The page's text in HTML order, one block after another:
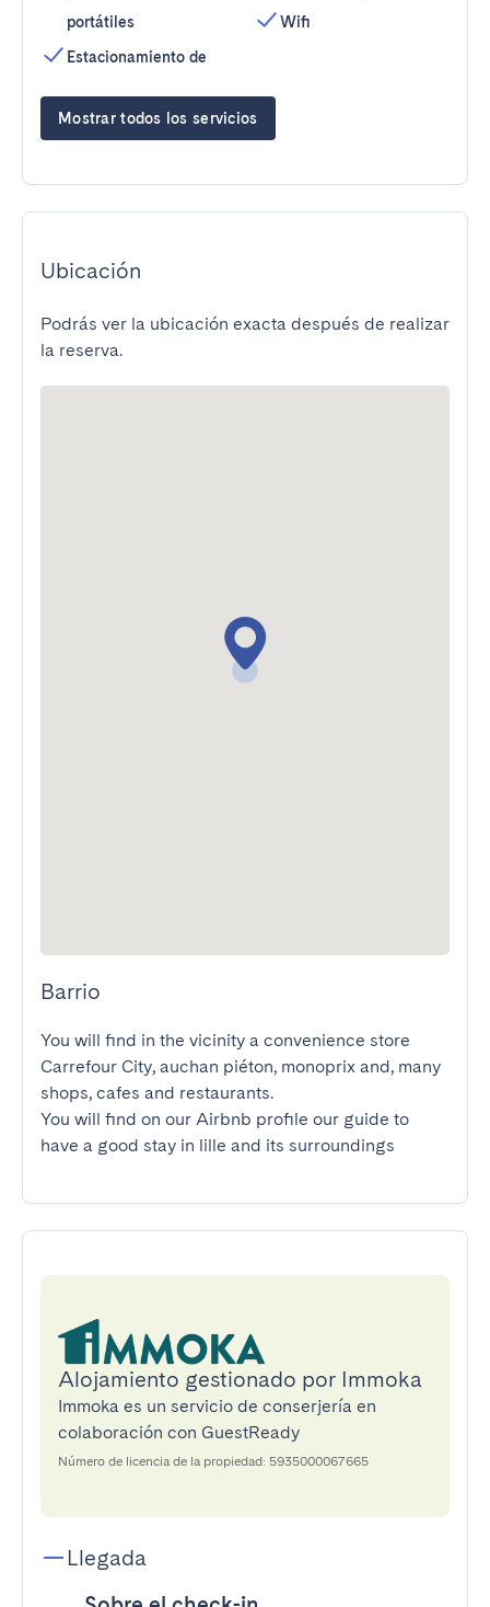
portátiles
Estacionamiento de
Wifi
Mostrar todos los servicios
Ubicación
Podrás ver la ubicación exacta después de realizar
la reserva.
Barrio
You will find in the vicinity a convenience store
Carrefour City, auchan piéton, monoprix and, many
shops, cafes and restaurants.
You will find on our Airbnb profile our guide to
have a good stay in lille and its surroundings
Alojamiento gestionado por Immoka
Immoka es un servicio de conserjería en
colaboración con GuestReady
Número de licencia de la propiedad: 5935000067665
Llegada